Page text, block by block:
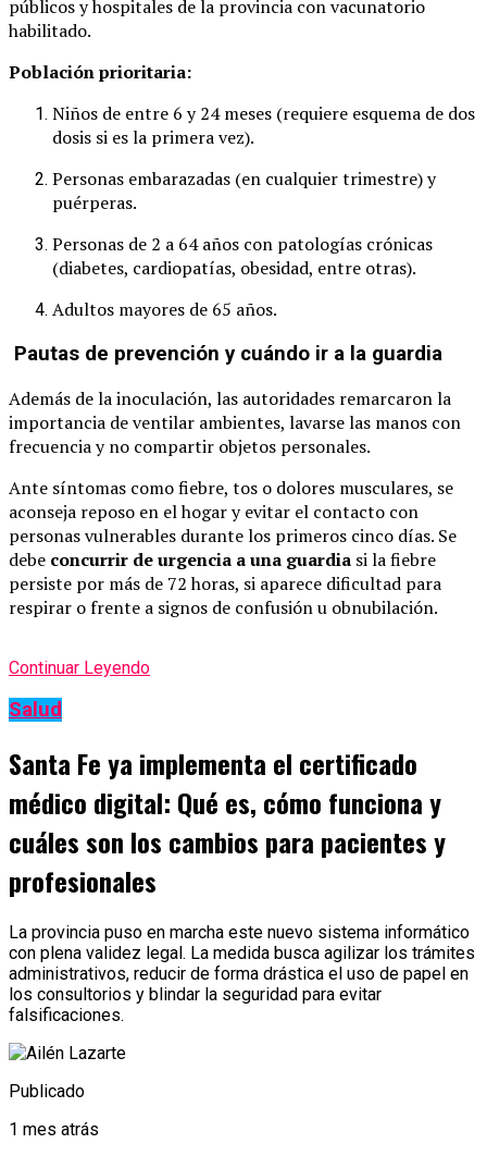
públicos y hospitales de la provincia con vacunatorio
habilitado.
Población prioritaria:
Niños de entre 6 y 24 meses (requiere esquema de dos
dosis si es la primera vez).
Personas embarazadas (en cualquier trimestre) y
puérperas.
Personas de 2 a 64 años con patologías crónicas
(diabetes, cardiopatías, obesidad, entre otras).
Adultos mayores de 65 años.
Pautas de prevención y cuándo ir a la guardia
Además de la inoculación, las autoridades remarcaron la
importancia de ventilar ambientes, lavarse las manos con
frecuencia y no compartir objetos personales.
Ante síntomas como fiebre, tos o dolores musculares, se
aconseja reposo en el hogar y evitar el contacto con
personas vulnerables durante los primeros cinco días. Se
debe concurrir de urgencia a una guardia si la fiebre
persiste por más de 72 horas, si aparece dificultad para
respirar o frente a signos de confusión u obnubilación.
Continuar Leyendo
Salud
Santa Fe ya implementa el certificado
médico digital: Qué es, cómo funciona y
cuáles son los cambios para pacientes y
profesionales
La provincia puso en marcha este nuevo sistema informático
con plena validez legal. La medida busca agilizar los trámites
administrativos, reducir de forma drástica el uso de papel en
los consultorios y blindar la seguridad para evitar
falsificaciones.
Publicado
1 mes atrás